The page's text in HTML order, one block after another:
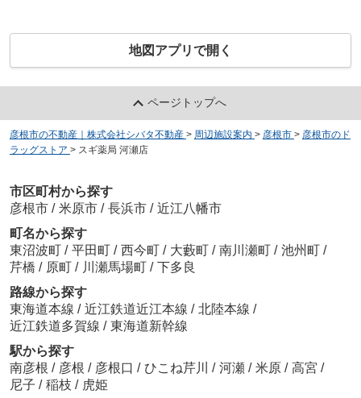
地図アプリで開く
ページトップへ
彦根市の不動産｜株式会社シバタ不動産 > 周辺施設案内 > 彦根市 > 彦根市のド
ラッグストア > スギ薬局 河瀬店
市区町村から探す
彦根市 / 米原市 / 長浜市 / 近江八幡市
町名から探す
東沼波町 / 平田町 / 西今町 / 大藪町 / 南川瀬町 / 池州町 /
芹橋 / 原町 / 川瀬馬場町 / 下多良
路線から探す
東海道本線 / 近江鉄道近江本線 / 北陸本線 /
近江鉄道多賀線 / 東海道新幹線
駅から探す
南彦根 / 彦根 / 彦根口 / ひこね芹川 / 河瀬 / 米原 / 高宮 /
尼子 / 稲枝 / 虎姫